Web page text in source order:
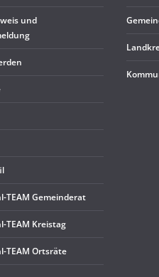
und
TEAM Gemeinderat
TEAM Kreistag
TEAM Ortsräte